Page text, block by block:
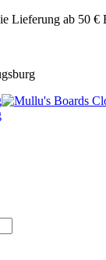
Lieferung ab 50 €